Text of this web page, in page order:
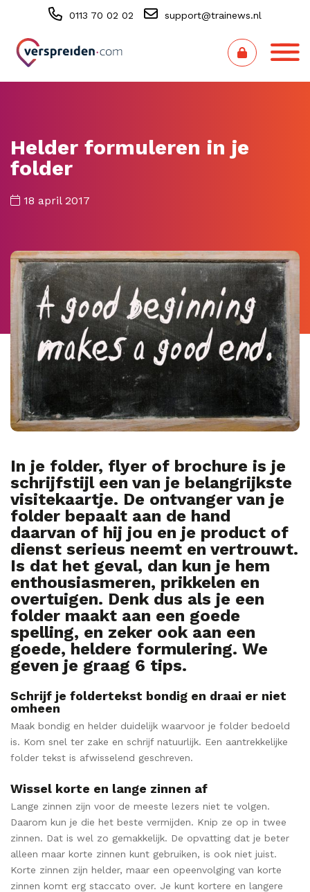
0113 70 02 02 support@trainews.nl
Helder formuleren in je
folder
18 april 2017
In je folder, flyer of brochure is je
schrijfstijl een van je belangrijkste
visitekaartje. De ontvanger van je
folder bepaalt aan de hand
daarvan of hij jou en je product of
dienst serieus neemt en vertrouwt.
Is dat het geval, dan kun je hem
enthousiasmeren, prikkelen en
overtuigen. Denk dus als je een
folder maakt aan een goede
spelling, en zeker ook aan een
goede, heldere formulering. We
geven je graag 6 tips.
Schrijf je foldertekst bondig en draai er niet
omheen
Maak bondig en helder duidelijk waarvoor je folder bedoeld
is. Kom snel ter zake en schrijf natuurlijk. Een aantrekkelijke
folder tekst is afwisselend geschreven.
Wissel korte en lange zinnen af
Lange zinnen zijn voor de meeste lezers niet te volgen.
Daarom kun je die het beste vermijden. Knip ze op in twee
zinnen. Dat is wel zo gemakkelijk. De opvatting dat je beter
alleen maar korte zinnen kunt gebruiken, is ook niet juist.
Korte zinnen zijn helder, maar een opeenvolging van korte
zinnen komt erg staccato over. Je kunt kortere en langere